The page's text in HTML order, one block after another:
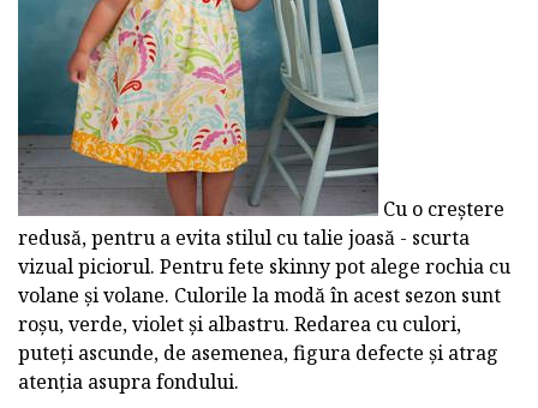
Cu o creștere
redusă, pentru a evita stilul cu talie joasă - scurta
vizual piciorul. Pentru fete skinny pot alege rochia cu
volane și volane. Culorile la modă în acest sezon sunt
roșu, verde, violet și albastru. Redarea cu culori,
puteți ascunde, de asemenea, figura defecte și atrag
atenția asupra fondului.